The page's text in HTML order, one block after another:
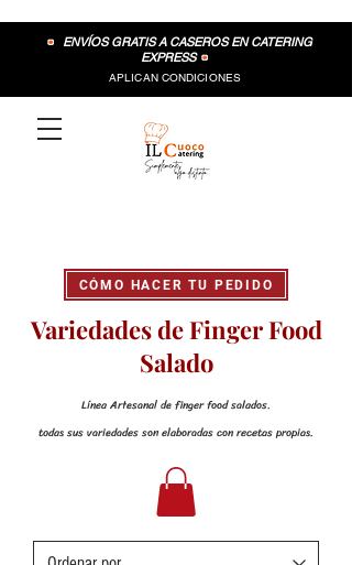
•ENVÍOS GRATIS A CASEROS EN CATERING
EXPRESS•
APLICAN CONDICIONES
CÓMO HACER TU PEDIDO
Variedades de Finger Food
Salado
Línea Artesanal de finger food salados.
todas sus variedades son elaboradas con recetas propias.